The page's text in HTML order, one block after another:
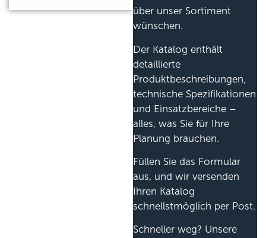
über unser Sortiment
wünschen.
Der Katalog enthält
detaillierte
Produktbeschreibungen,
technische Spezifikationen
und Einsatzbereiche –
alles, was Sie für Ihre
Planung brauchen.
Füllen Sie das Formular
aus, und wir versenden
Ihren Katalog
schnellstmöglich per Post.
Schneller weg? Unsere